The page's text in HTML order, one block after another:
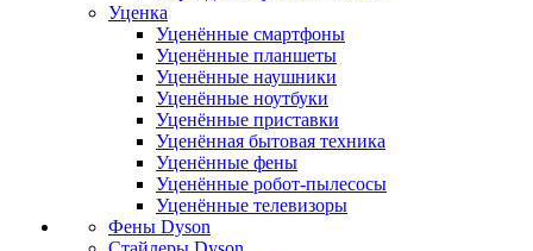
Уценка
Уценённые смартфоны
Уценённые планшеты
Уценённые наушники
Уценённые ноутбуки
Уценённые приставки
Уценённая бытовая техника
Уценённые фены
Уценённые робот-пылесосы
Уценённые телевизоры
Фены Dyson